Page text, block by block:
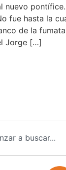
nuevo
fue hasta la
de la
Jorge […]